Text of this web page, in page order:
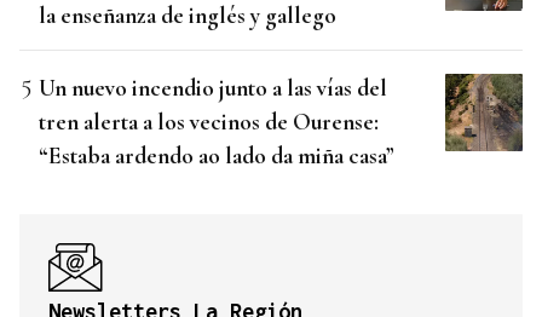
la enseñanza de inglés y gallego
Un nuevo incendio junto a las vías del
tren alerta a los vecinos de Ourense:
“Estaba ardendo ao lado da miña casa”